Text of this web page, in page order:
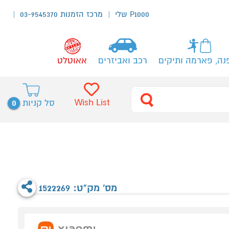
P1000 שלי מרכז הזמנות 03-9545370
פארמה ותיקים רכב ואביזרים אאוטלט
סל קניות 0 Wish List
מס' מק"ט: 1522269